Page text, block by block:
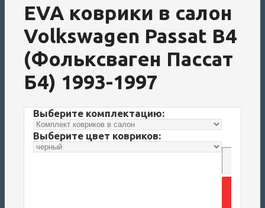
EVA коврики в салон
Volkswagen Passat B4
(Фольксваген Пассат
Б4) 1993-1997
Выберите комплектацию:
Выберите цвет ковриков: